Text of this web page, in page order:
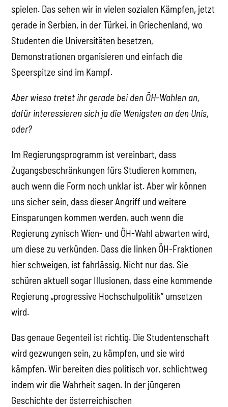
spielen. Das sehen wir in vielen sozialen Kämpfen, jetzt
gerade in Serbien, in der Türkei, in Griechenland, wo
Studenten die Universitäten besetzen,
Demonstrationen organisieren und einfach die
Speerspitze sind im Kampf.
Aber wieso tretet ihr gerade bei den ÖH-Wahlen an,
dafür interessieren sich ja die Wenigsten an den Unis,
oder?
Im Regierungsprogramm ist vereinbart, dass
Zugangsbeschränkungen fürs Studieren kommen,
auch wenn die Form noch unklar ist. Aber wir können
uns sicher sein, dass dieser Angriff und weitere
Einsparungen kommen werden, auch wenn die
Regierung zynisch Wien- und ÖH-Wahl abwarten wird,
um diese zu verkünden. Dass die linken ÖH-Fraktionen
hier schweigen, ist fahrlässig. Nicht nur das. Sie
schüren aktuell sogar Illusionen, dass eine kommende
Regierung „progressive Hochschulpolitik“ umsetzen
wird.
Das genaue Gegenteil ist richtig. Die Studentenschaft
wird gezwungen sein, zu kämpfen, und sie wird
kämpfen. Wir bereiten dies politisch vor, schlichtweg
indem wir die Wahrheit sagen. In der jüngeren
Geschichte der österreichischen